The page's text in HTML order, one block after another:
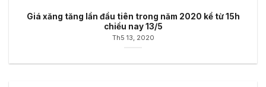
Giá xăng tăng lần đầu tiên trong năm 2020 kể từ 15h
chiều nay 13/5
Th5 13, 2020